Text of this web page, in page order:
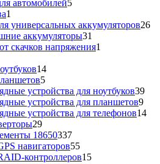
автомобилей5
1
товар
универсальных аккумуляторов2626
аккумуляторы31
товар
скачков напряжения1
1414
55
товаров
устройства для ноутбуков3939
устройства для планшетов99
устройства для телефонов1414
2929
товаров
18650337337
товаров
навигаторов5555
товаров
контроллеров1515